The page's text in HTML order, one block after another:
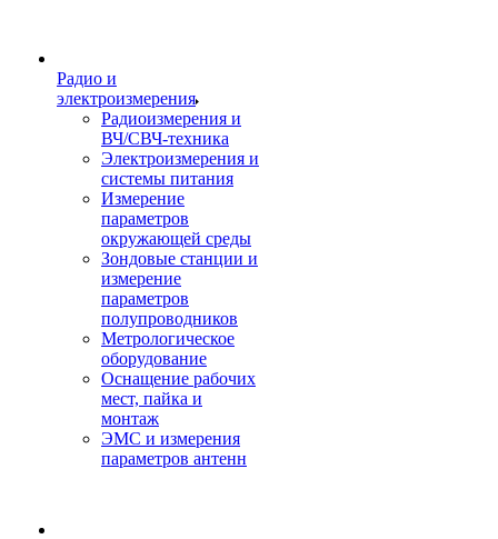
Радио и
электроизмерения
Радиоизмерения и
ВЧ/СВЧ-техника
Электроизмерения и
системы питания
Измерение
параметров
окружающей среды
Зондовые станции и
измерение
параметров
полупроводников
Метрологическое
оборудование
Оснащение рабочих
мест, пайка и
монтаж
ЭМС и измерения
параметров антенн